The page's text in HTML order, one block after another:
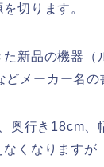
切ります。
新品の機器（
どメーカー名の
奥行き18cm、
くなりますが